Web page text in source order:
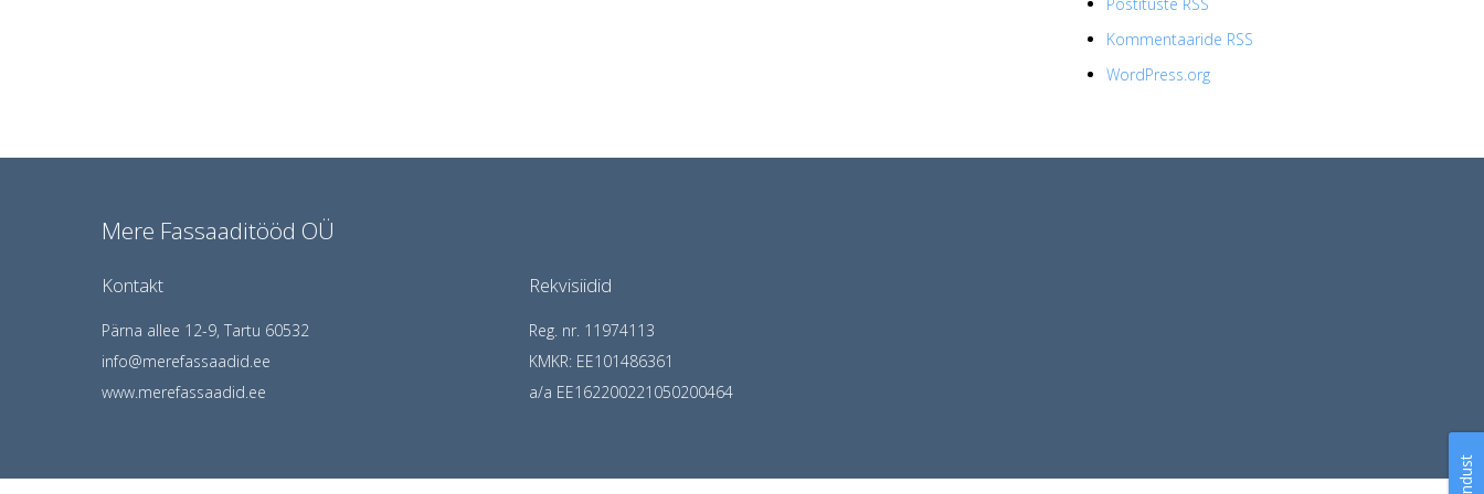
Kommentaaride RSS
WordPress.org
Mere Fassaaditööd OÜ
Kontakt
Pärna allee 12-9, Tartu 60532
info@merefassaadid.ee
www.merefassaadid.ee
Rekvisiidid
Reg. nr. 11974113
KMKR: EE101486361
a/a EE162200221050200464